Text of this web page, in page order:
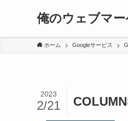
俺のウェブマ
ホーム Googleサービス
2023
2/21